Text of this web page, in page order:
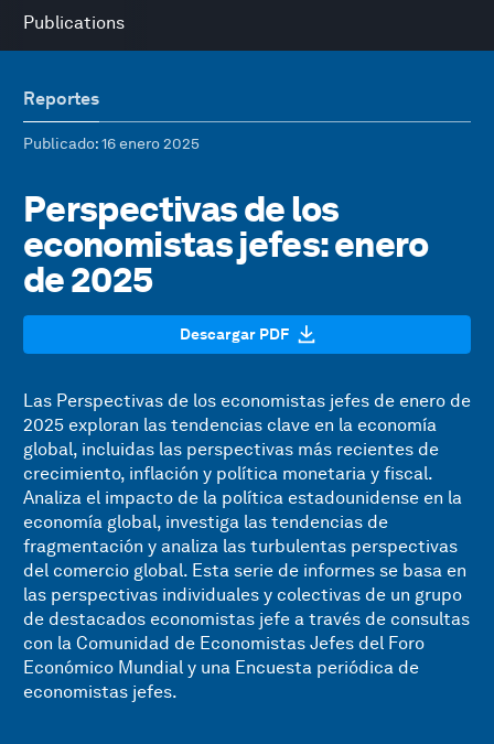
Publications
Reportes
Publicado: 16 enero 2025
Perspectivas de los
economistas jefes: enero
de 2025
Descargar PDF
Las Perspectivas de los economistas jefes de enero de
2025 exploran las tendencias clave en la economía
global, incluidas las perspectivas más recientes de
crecimiento, inflación y política monetaria y fiscal.
Analiza el impacto de la política estadounidense en la
economía global, investiga las tendencias de
fragmentación y analiza las turbulentas perspectivas
del comercio global. Esta serie de informes se basa en
las perspectivas individuales y colectivas de un grupo
de destacados economistas jefe a través de consultas
con la Comunidad de Economistas Jefes del Foro
Económico Mundial y una Encuesta periódica de
economistas jefes.